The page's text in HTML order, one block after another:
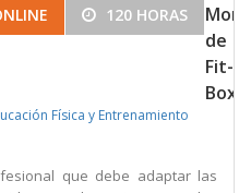
120 HORAS
de
Fit-
Box
Física y Entrenamiento
que debe adaptar las